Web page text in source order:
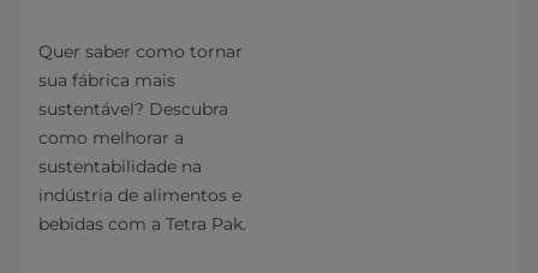
Quer saber como tornar
sua fábrica mais
sustentável? Descubra
como melhorar a
sustentabilidade na
indústria de alimentos e
bebidas com a Tetra Pak.